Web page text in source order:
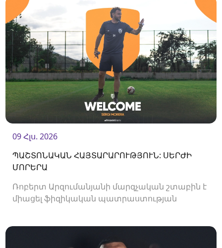
09 Հլս. 2026
ՊԱՇՏՈՆԱԿԱՆ ՀԱՅՏԱՐԱՐՈՒԹՅՈՒՆ: ՍԵՐԺԻ
ՄՈՐԵՐԱ
Ռոբերտ Արզումանյանի մարզչական շտաբին է
միացել ֆիզիկական պատրաստության